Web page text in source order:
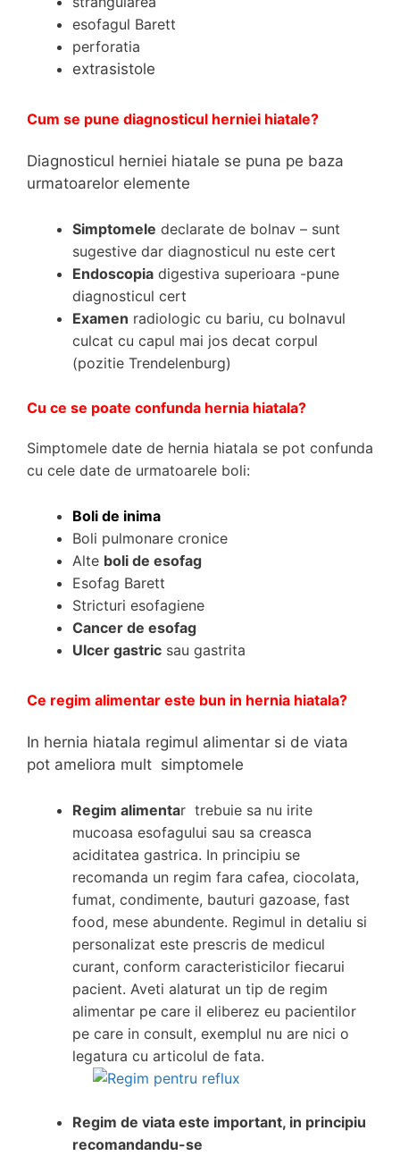
esofagul Barett
perforatia
extrasistole
Cum se pune diagnosticul herniei hiatale?
Diagnosticul herniei hiatale se puna pe baza
urmatoarelor elemente
Simptomele declarate de bolnav – sunt
sugestive dar diagnosticul nu este cert
Endoscopia digestiva superioara -pune
diagnosticul cert
Examen radiologic cu bariu, cu bolnavul
culcat cu capul mai jos decat corpul
(pozitie Trendelenburg)
Cu ce se poate confunda hernia hiatala?
Simptomele date de hernia hiatala se pot confunda
cu cele date de urmatoarele boli:
Boli de inima
Boli pulmonare cronice
Alte boli de esofag
Esofag Barett
Stricturi esofagiene
Cancer de esofag
Ulcer gastric sau gastrita
Ce regim alimentar este bun in hernia hiatala?
In hernia hiatala regimul alimentar si de viata
pot ameliora mult simptomele
Regim alimentar trebuie sa nu irite
mucoasa esofagului sau sa creasca
aciditatea gastrica. In principiu se
recomanda un regim fara cafea, ciocolata,
fumat, condimente, bauturi gazoase, fast
food, mese abundente. Regimul in detaliu si
personalizat este prescris de medicul
curant, conform caracteristicilor fiecarui
pacient. Aveti alaturat un tip de regim
alimentar pe care il eliberez eu pacientilor
pe care in consult, exemplul nu are nici o
legatura cu articolul de fata.
Regim de viata este important, in principiu
recomandandu-se